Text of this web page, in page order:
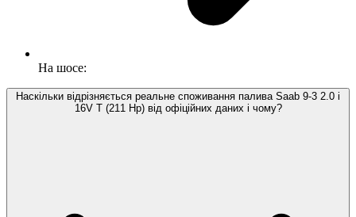
На шосе:
Наскільки відрізняється реальне споживання палива Saab 9-3 2.0 i
16V T (211 Hp) від офіційних даних і чому?